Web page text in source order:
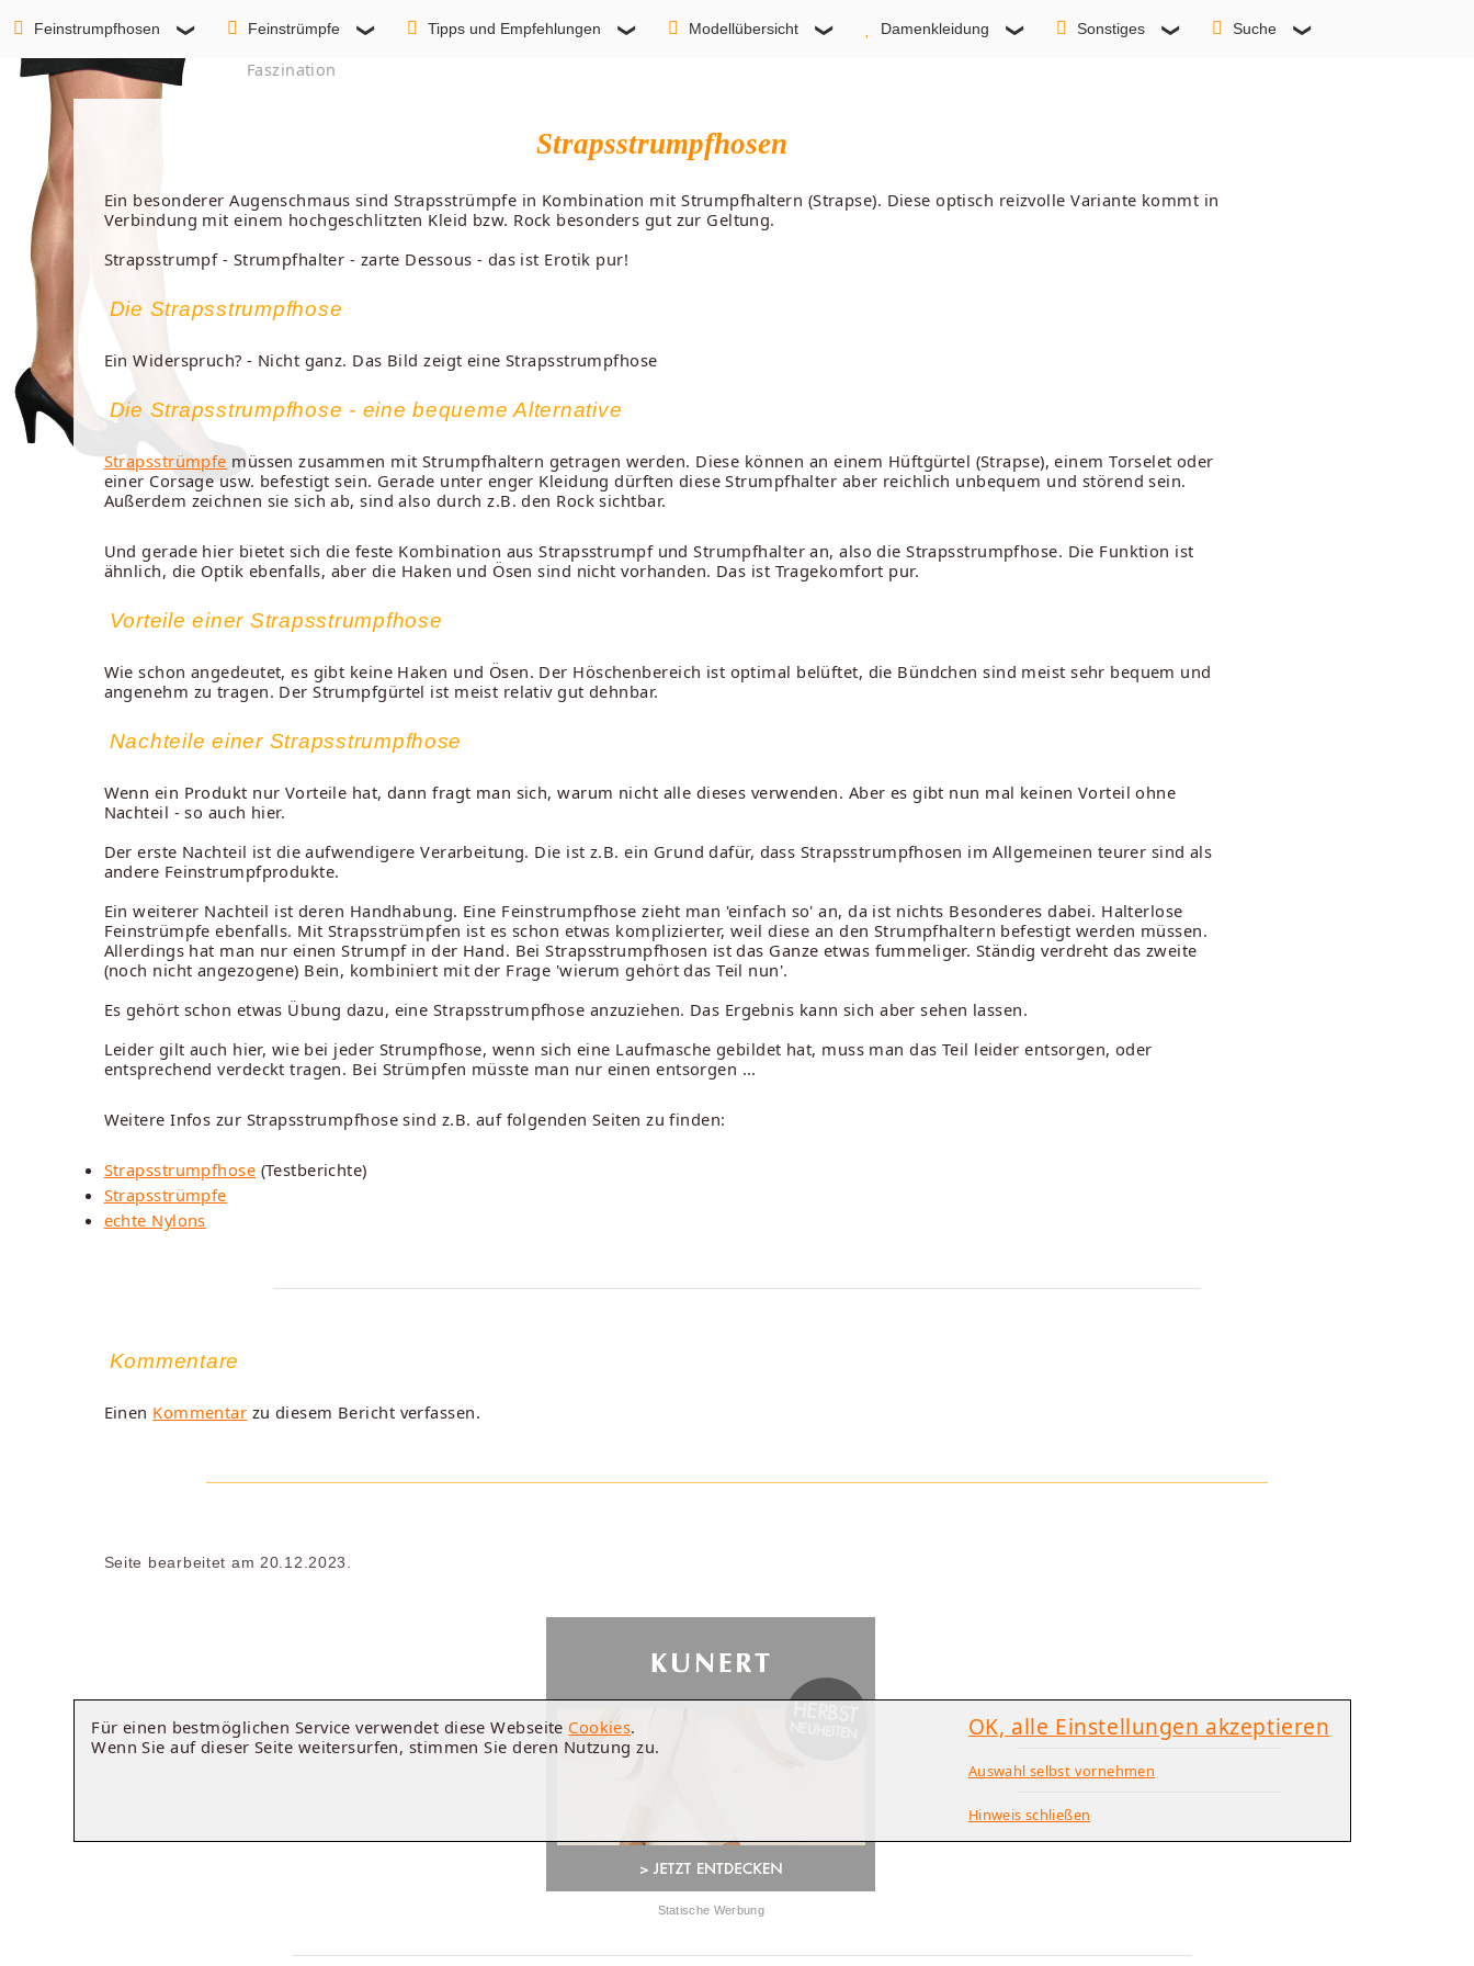
Feinstrumpfhosen Feinstrümpfe Tipps und Empfehlungen Modellübersicht Damenkleidung Sonstiges Suche
Faszination
Strapsstrumpfhosen
Ein besonderer Augenschmaus sind Strapsstrümpfe in Kombination mit Strumpfhaltern (Strapse). Diese optisch reizvolle Variante kommt in
Verbindung mit einem hochgeschlitzten Kleid bzw. Rock besonders gut zur Geltung.
Strapsstrumpf - Strumpfhalter - zarte Dessous - das ist Erotik pur!
Die Strapsstrumpfhose
Ein Widerspruch? - Nicht ganz. Das Bild zeigt eine Strapsstrumpfhose
Die Strapsstrumpfhose - eine bequeme Alternative
Strapsstrümpfe müssen zusammen mit Strumpfhaltern getragen werden. Diese können an einem Hüftgürtel (Strapse), einem Torselet oder
einer Corsage usw. befestigt sein. Gerade unter enger Kleidung dürften diese Strumpfhalter aber reichlich unbequem und störend sein.
Außerdem zeichnen sie sich ab, sind also durch z.B. den Rock sichtbar.
Und gerade hier bietet sich die feste Kombination aus Strapsstrumpf und Strumpfhalter an, also die Strapsstrumpfhose. Die Funktion ist
ähnlich, die Optik ebenfalls, aber die Haken und Ösen sind nicht vorhanden. Das ist Tragekomfort pur.
Vorteile einer Strapsstrumpfhose
Wie schon angedeutet, es gibt keine Haken und Ösen. Der Höschenbereich ist optimal belüftet, die Bündchen sind meist sehr bequem und
angenehm zu tragen. Der Strumpfgürtel ist meist relativ gut dehnbar.
Nachteile einer Strapsstrumpfhose
Wenn ein Produkt nur Vorteile hat, dann fragt man sich, warum nicht alle dieses verwenden. Aber es gibt nun mal keinen Vorteil ohne
Nachteil - so auch hier.
Der erste Nachteil ist die aufwendigere Verarbeitung. Die ist z.B. ein Grund dafür, dass Strapsstrumpfhosen im Allgemeinen teurer sind als
andere Feinstrumpfprodukte.
Ein weiterer Nachteil ist deren Handhabung. Eine Feinstrumpfhose zieht man 'einfach so' an, da ist nichts Besonderes dabei. Halterlose
Feinstrümpfe ebenfalls. Mit Strapsstrümpfen ist es schon etwas komplizierter, weil diese an den Strumpfhaltern befestigt werden müssen.
Allerdings hat man nur einen Strumpf in der Hand. Bei Strapsstrumpfhosen ist das Ganze etwas fummeliger. Ständig verdreht das zweite
(noch nicht angezogene) Bein, kombiniert mit der Frage 'wierum gehört das Teil nun'.
Es gehört schon etwas Übung dazu, eine Strapsstrumpfhose anzuziehen. Das Ergebnis kann sich aber sehen lassen.
Leider gilt auch hier, wie bei jeder Strumpfhose, wenn sich eine Laufmasche gebildet hat, muss man das Teil leider entsorgen, oder
entsprechend verdeckt tragen. Bei Strümpfen müsste man nur einen entsorgen ...
Weitere Infos zur Strapsstrumpfhose sind z.B. auf folgenden Seiten zu finden:
Strapsstrumpfhose (Testberichte)
Strapsstrümpfe
echte Nylons
Kommentare
Einen Kommentar zu diesem Bericht verfassen.
Seite bearbeitet am 20.12.2023.
Statische Werbung
Für einen bestmöglichen Service verwendet diese Webseite Cookies.
Wenn Sie auf dieser Seite weitersurfen, stimmen Sie deren Nutzung zu.
OK, alle Einstellungen akzeptieren
Auswahl selbst vornehmen
Hinweis schließen